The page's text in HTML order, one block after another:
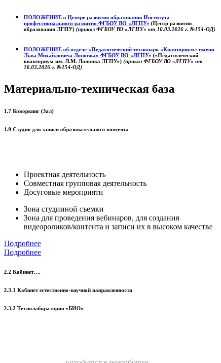
ПОЛОЖЕНИЕ о Центре развития образования Института
профессионального развития ФГБОУ ВО «ЛГПУ» (Центр развития
образования ЛГПУ) (приказ ФГБОУ ВО «ЛГПУ» от 10.03.2026 г. №154-ОД)
ПОЛОЖЕНИЕ об отделе «Педагогический технопарк «Кванториум» имени
Льва Михайловича Лоповка» ФГБОУ ВО «ЛГПУ» («Педагогический
кванториум им. Л.М. Лоповка ЛГПУ») (приказ ФГБОУ ВО «ЛГПУ» от
10.03.2026 г. №154-ОД)
Материально-техническая база
1.7 Коворкинг (Зал)
1.9 Студия для записи образовательного контента
Проектная деятельность
Совместная групповая деятельность
Досуговые мероприяти
Зона студииной съемки
Зона для проведения вебинаров, для создания
видеороликов/контента и записи их в высоком качестве
Подробнее
Подробнее
2.2 Кабинет….
2.3.1 Кабинет естественно-научной направленности
2.3.2 Технолаборатория «БИО»